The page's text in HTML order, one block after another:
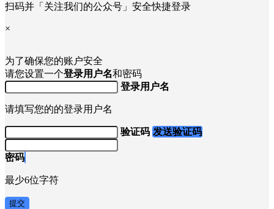
扫码并「关注我们的公众号」安全快捷登录
×
为了确保您的账户安全
请您设置一个登录用户名和密码
登录用户名
请填写您的的登录用户名
验证码 发送验证码
密码
最少6位字符
提交